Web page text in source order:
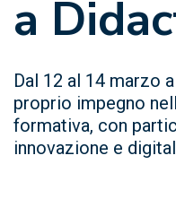
a
Dal 12 al 14 marzo
proprio impegno
formativa, con
innovazione e